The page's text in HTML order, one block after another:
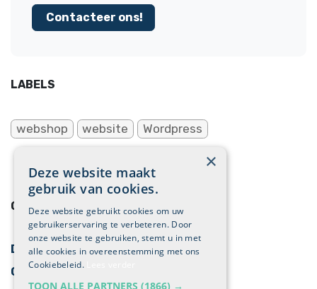
Contacteer ons!
LABELS
webshop website Wordpress
ONZE BLOGS
Digitale marketing
Cases
×
Deze website maakt
gebruik van cookies.
Deze website gebruikt cookies om uw
gebruikerservaring te verbeteren. Door
onze website te gebruiken, stemt u in met
alle cookies in overeenstemming met ons
Cookiebeleid.
TOON ALLE PARTNERS (1866) →